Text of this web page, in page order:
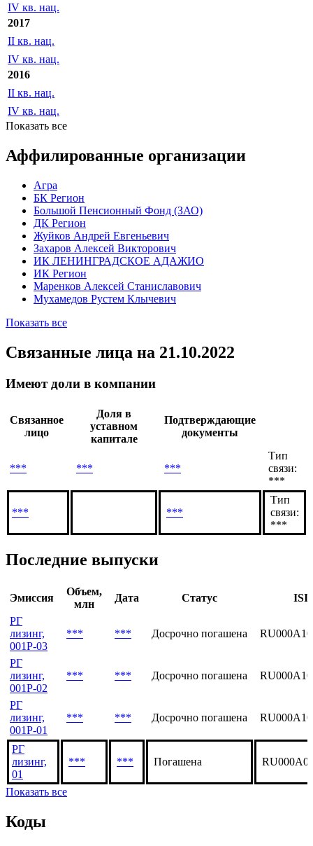
IV кв. нац.
2017
II кв. нац.
IV кв. нац.
2016
II кв. нац.
IV кв. нац.
Показать все
Аффилированные организации
Агра
БК Регион
Большой Пенсионный Фонд (ЗАО)
ДК Регион
Жуйков Андрей Евгеньевич
Захаров Алексей Викторович
ИК ЛЕНИНГРАДСКОЕ АДАЖИО
ИК Регион
Маренков Алексей Станиславович
Мухамедов Рустем Клычевич
Показать все
Связанные лица на 21.10.2022
Имеют доли в компании
Связанное
лицо
Доля в
уставном
капитале
Подтверждающие
документы
*** *** ***
Тип
связи:
***
*** ***
Тип
связи:
***
Последние выпуски
Эмиссия
Объем,
млн
Дата Статус
РГ
лизинг,
001P-03
*** *** Досрочно погашена
РГ
лизинг,
001P-02
*** *** Досрочно погашена
РГ
лизинг,
001P-01
*** *** Досрочно погашена
РГ
лизинг,
01
*** *** Погашена
Показать все
Коды